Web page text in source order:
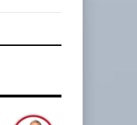
equipamiento para mo ...